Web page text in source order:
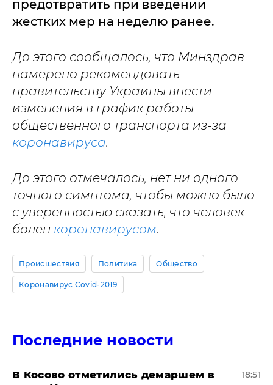
предотвратить при введении
жестких мер на неделю ранее.
До этого сообщалось, что Минздрав
намерено рекомендовать
правительству Украины внести
изменения в график работы
общественного транспорта из-за
коронавируса.
До этого отмечалось, нет ни одного
точного симптома, чтобы можно было
с уверенностью сказать, что человек
болен коронавирусом.
Происшествия Политика Общество
Коронавирус Covid-2019
Последние новости
В Косово отметились демаршем в
18:51